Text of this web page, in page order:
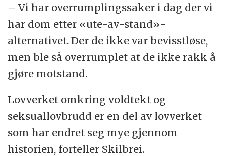
– Vi har overrumplingssaker i dag der vi
har dom etter «ute-av-stand»-
alternativet. Der de ikke var bevisstløse,
men ble så overrumplet at de ikke rakk å
gjøre motstand.
Lovverket omkring voldtekt og
seksuallovbrudd er en del av lovverket
som har endret seg mye gjennom
historien, forteller Skilbrei.